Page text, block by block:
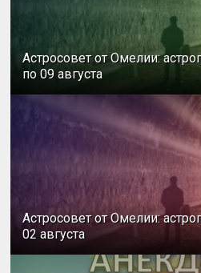
Астросовет от Омелии:
по 09 августа
Астросовет от Омелии:
02 августа